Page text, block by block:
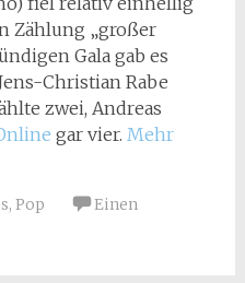
Zählung „großer
Gala gab es
Christian Rabe
zwei, Andreas
gar vier. Mehr
, Pop
Einen